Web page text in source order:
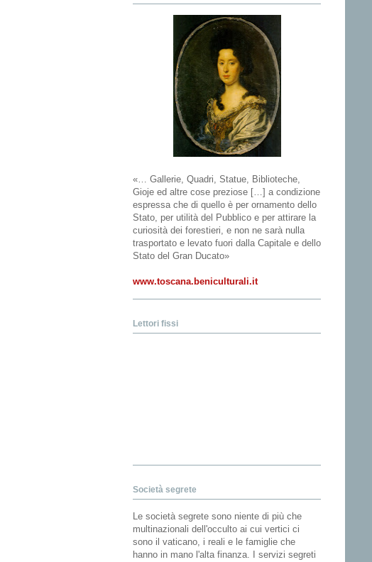
«… Gallerie, Quadri, Statue, Biblioteche,
Gioje ed altre cose preziose […] a condizione
espressa che di quello è per ornamento dello
Stato, per utilità del Pubblico e per attirare la
curiosità dei forestieri, e non ne sarà nulla
trasportato e levato fuori dalla Capitale e dello
Stato del Gran Ducato»
www.toscana.beniculturali.it
Lettori fissi
Società segrete
Le società segrete sono niente di più che
multinazionali dell'occulto ai cui vertici ci
sono il vaticano, i reali e le famiglie che
hanno in mano l'alta finanza. I servizi segreti